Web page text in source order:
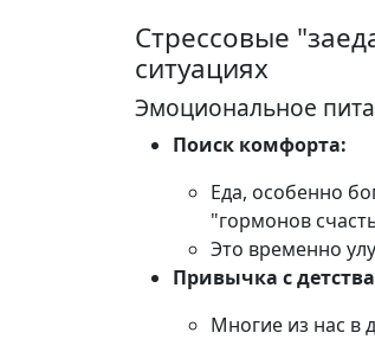
Стрессовые
ситуациях
Эмоциональное
Поиск комфорта:
Еда, особенно
"гормонов
Это временно
Привычка с
Многие из нас в